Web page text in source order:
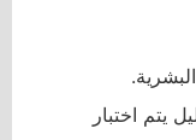
يتم اختبار